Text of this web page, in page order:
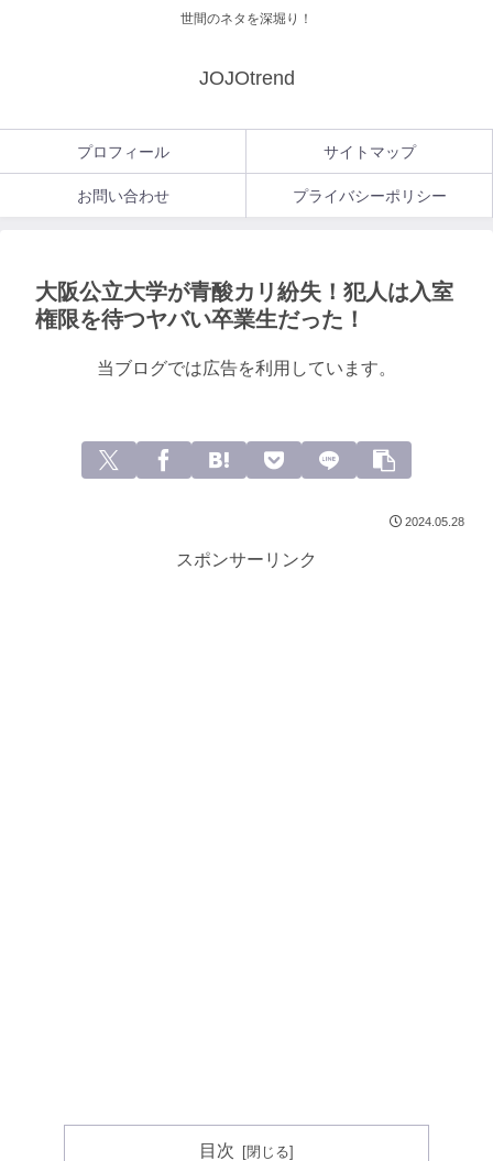
世間のネタを深堀り！
JOJOtrend
プロフィール サイトマップ
お問い合わせ プライバシーポリシー
大阪公立大学が青酸カリ紛失！犯人は入室
権限を待つヤバい卒業生だった！
当ブログでは広告を利用しています。
2024.05.28
スポンサーリンク
目次